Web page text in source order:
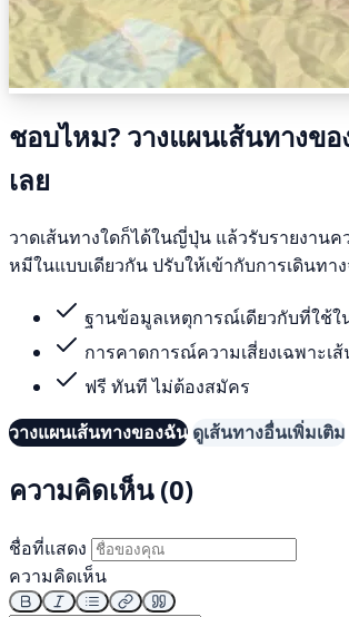
ชอบไหม? วางแผนเส้นทางข
เลย
วาดเส้นทางใดก็ได้ในญี่ปุ่น แล้วรับรายงาน
หมีในแบบเดียวกัน ปรับให้เข้ากับการเดินทา
ฐานข้อมูลเหตุการณ์เดียวกับที่ใช้ใ
การคาดการณ์ความเสี่ยงเฉพาะเ
ฟรี ทันที ไม่ต้องสมัคร
วางแผนเส้นทางของฉัน ดูเส้นทางอื่นเพิ่มเติม
ความคิดเห็น (0)
ชื่อที่แสดง
ความคิดเห็น